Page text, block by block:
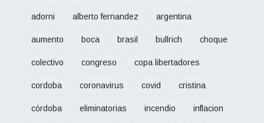
adorni alberto fernandez argentina
aumento boca brasil bullrich choque
colectivo congreso copa libertadores
cordoba coronavirus covid cristina
córdoba eliminatorias incendio inflacion